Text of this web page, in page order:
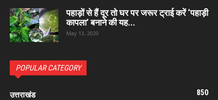
पहाड़ों से हैं दूर तो घर पर जरूर ट्राई करें ‘पहाड़ी
कापला’ बनाने की यह...
May 13, 2020
POPULAR CATEGORY
उत्तराखंड
850